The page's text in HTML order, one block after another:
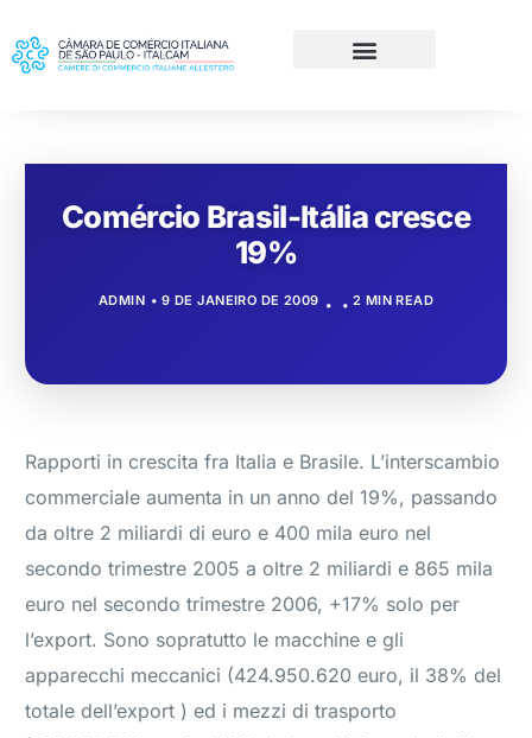
Comércio Brasil-Itália cresce
19%
ADMIN 9 DE JANEIRO DE 2009 2 MIN READ
Rapporti in crescita fra Italia e Brasile. L’interscambio
commerciale aumenta in un anno del 19%, passando
da oltre 2 miliardi di euro e 400 mila euro nel
secondo trimestre 2005 a oltre 2 miliardi e 865 mila
euro nel secondo trimestre 2006, +17% solo per
l’export. Sono sopratutto le macchine e gli
apparecchi meccanici (424.950.620 euro, il 38% del
totale dell’export ) ed i mezzi di trasporto